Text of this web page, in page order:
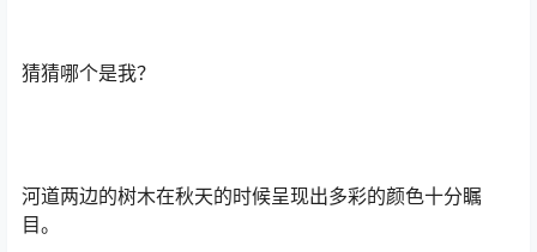
猜猜哪个是我？
河道两边的树木在秋天的时候呈现出多彩的颜色十分瞩
目。